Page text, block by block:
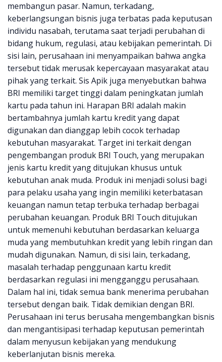
membangun pasar. Namun, terkadang,
keberlangsungan bisnis juga terbatas pada keputusan
individu nasabah, terutama saat terjadi perubahan di
bidang hukum, regulasi, atau kebijakan pemerintah. Di
sisi lain, perusahaan ini menyampaikan bahwa angka
tersebut tidak merusak kepercayaan masyarakat atau
pihak yang terkait. Sis Apik juga menyebutkan bahwa
BRI memiliki target tinggi dalam peningkatan jumlah
kartu pada tahun ini. Harapan BRI adalah makin
bertambahnya jumlah kartu kredit yang dapat
digunakan dan dianggap lebih cocok terhadap
kebutuhan masyarakat. Target ini terkait dengan
pengembangan produk BRI Touch, yang merupakan
jenis kartu kredit yang ditujukan khusus untuk
kebutuhan anak muda. Produk ini menjadi solusi bagi
para pelaku usaha yang ingin memiliki keterbatasan
keuangan namun tetap terbuka terhadap berbagai
perubahan keuangan. Produk BRI Touch ditujukan
untuk memenuhi kebutuhan berdasarkan keluarga
muda yang membutuhkan kredit yang lebih ringan dan
mudah digunakan. Namun, di sisi lain, terkadang,
masalah terhadap penggunaan kartu kredit
berdasarkan regulasi ini mengganggu perusahaan.
Dalam hal ini, tidak semua bank menerima perubahan
tersebut dengan baik. Tidak demikian dengan BRI.
Perusahaan ini terus berusaha mengembangkan bisnis
dan mengantisipasi terhadap keputusan pemerintah
dalam menyusun kebijakan yang mendukung
keberlanjutan bisnis mereka.